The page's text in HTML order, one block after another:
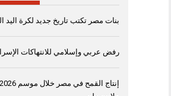
بنات مصر تكتب تاريخ جديد لكرة اليد
رفض عربي وإسلامي للانتهاكات